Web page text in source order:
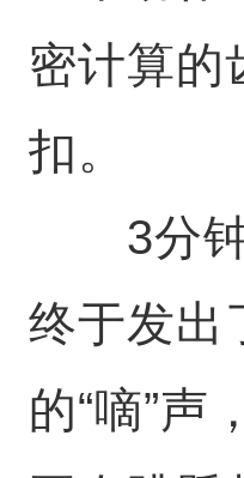
密计算的
扣。
3分钟
终于发出
的“嘀”声